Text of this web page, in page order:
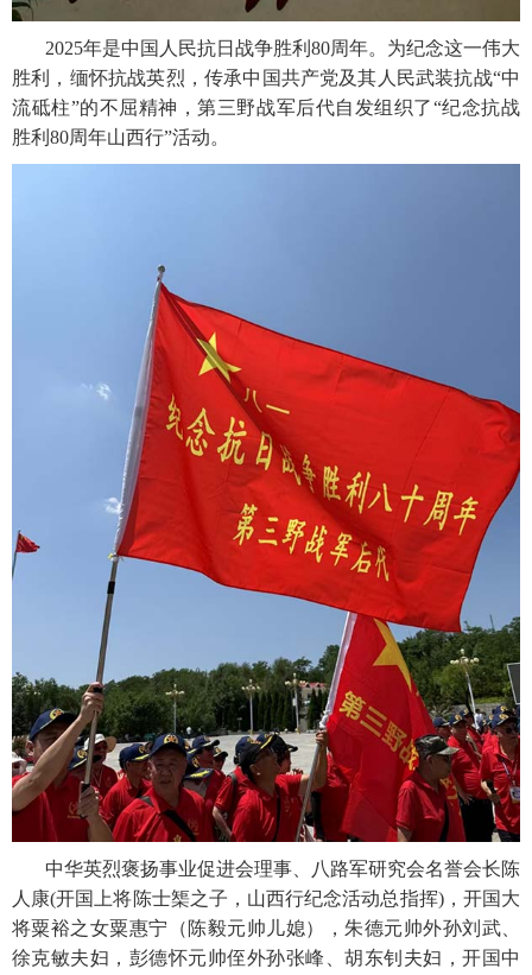
2025年是中国人民抗日战争胜利80周年。为纪念这一伟大
胜利，缅怀抗战英烈，传承中国共产党及其人民武装抗战“中
流砥柱”的不屈精神，第三野战军后代自发组织了“纪念抗战
胜利80周年山西行”活动。
中华英烈褒扬事业促进会理事、八路军研究会名誉会长陈
人康(开国上将陈士榘之子，山西行纪念活动总指挥)，开国大
将粟裕之女粟惠宁（陈毅元帅儿媳），朱德元帅外孙刘武、
徐克敏夫妇，彭德怀元帅侄外孙张峰、胡东钊夫妇，开国中